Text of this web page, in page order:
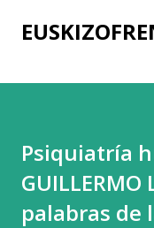
Ir al
Psiquiatría
GUILLERMO
palabras de